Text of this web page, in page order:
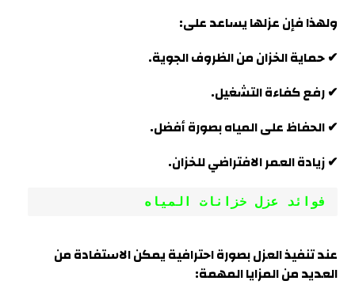
ولهذا فإن عزلها يساعد على:
✔ حماية الخزان من الظروف الجوية.
✔ رفع كفاءة التشغيل.
✔ الحفاظ على المياه بصورة أفضل.
✔ زيادة العمر الافتراضي للخزان.
فوائد عزل خزانات المياه
عند تنفيذ العزل بصورة احترافية يمكن الاستفادة من
العديد من المزايا المهمة: